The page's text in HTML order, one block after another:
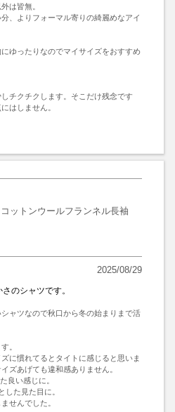
は皆無。
、よりフォーマル寄りの綺麗めなアイ
ゆったりなのでマイサイズをおすすめ
チクチクします。そこだけ残念です
はしません。
ットンウールフランネル長袖
2025/08/29
のシャツです。
ャツなので秋口から冬の始まりまで活
。
に慣れてるとタイトに感じると思いま
ズあげても違和感ありません。
良い感じに。
した見た目に。
せんでした。